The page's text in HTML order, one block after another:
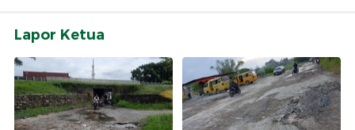
Lapor Ketua